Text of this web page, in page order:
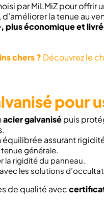
par MiLMiZ pour offrir
la tenue au
plus économique et
chers ? Découvrez le
pour
acier galvanisépuis
assurant
générale.
la rigidité du panneau.
les solutions
de qualité avec